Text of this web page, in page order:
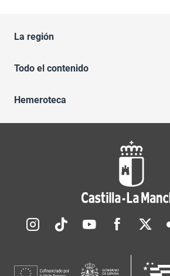
La región
Todo el contenido
Hemeroteca
Redes sociales JCCM